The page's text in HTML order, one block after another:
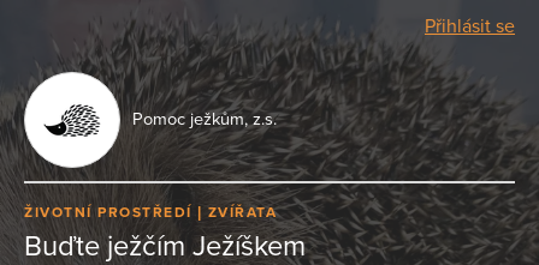
Přihlásit se
Pomoc ježkům, z.s.
ŽIVOTNÍ PROSTŘEDÍ ZVÍŘATA
Buďte ježčím Ježíškem